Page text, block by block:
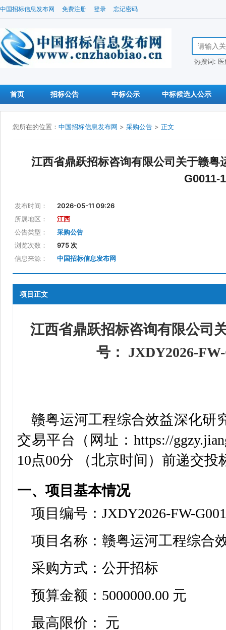
中国招标信息发布网 免费注册 登录 忘记密码
搜索招标信
热搜词:
首页 招标公告 中标公示 中标候选人公示
您所在的位置： 中国招标信息发布网 > 采购公告 > 正文
江西省鼎跃招标咨询有限公司关于赣
G0011-
发布时间：
2026-05-11 09:26
所属地区：
江西
公告类型：
采购公告
浏览次数：
975 次
信息来源：
中国招标信息发布网
项目正文